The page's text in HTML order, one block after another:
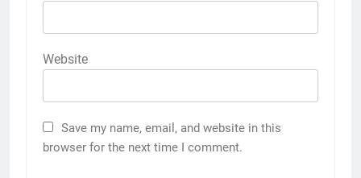
Website
Save my name, email, and website in this
browser for the next time I comment.